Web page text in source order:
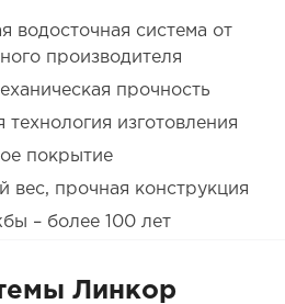
водосточная система от
производителя
прочность
технология изготовления
покрытие
вес, прочная конструкция
– более 100 лет
Линкор